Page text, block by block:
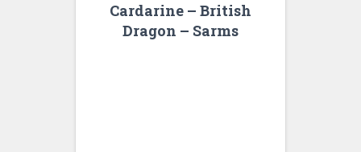
Cardarine – British
Dragon – Sarms